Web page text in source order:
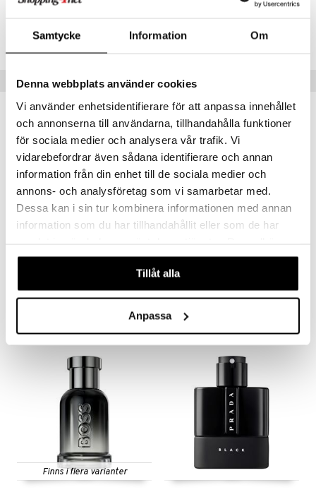
Samtycke Information Om
Denna webbplats använder cookies
Vi använder enhetsidentifierare för att anpassa innehållet
och annonserna till användarna, tillhandahålla funktioner
för sociala medier och analysera vår trafik. Vi
vidarebefordrar även sådana identifierare och annan
information från din enhet till de sociala medier och
annons- och analysföretag som vi samarbetar med.
Dessa kan i sin tur kombinera informationen med annan
information som du har tillhandahållit eller som de har
våra cookies vid fortsatt användande av vår webbplats.
Tillåt alla
Anpassa
CPOLL-RL-125-XX-XX
Lägsta pris senaste 30 dagarna: 499 kr
Populära produkter
Prada Paradigme - Eau de parfum
fr.865 kr
Tommy - Eau de Toilette Spray
TOMMY HILFIGER
fr.399 kr (ord.469kr)
gåva på köpet!
Finns i flera varianter